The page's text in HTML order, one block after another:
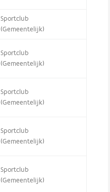
Sportclub
(Gemeentelijk)
Sportclub
(Gemeentelijk)
Sportclub
(Gemeentelijk)
Sportclub
(Gemeentelijk)
Sportclub
(Gemeentelijk)